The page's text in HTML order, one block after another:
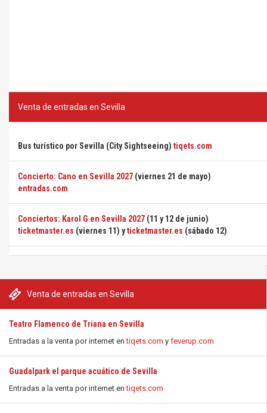
Venta de entradas en Sevilla
Teatro Flamenco de Triana en Sevilla
Entradas a la venta por internet entiqets.com y feverup.com
Guadalpark el parque acuático de Sevilla
Entradas a la venta por internet entiqets.com
Venta de entradas en Sevilla
Bus turístico por Sevilla (City Sightseeing) tiqets.com
Concierto: Cano en Sevilla 2027 (viernes 21 de mayo)
entradas.com
Conciertos: Karol G en Sevilla 2027 (11 y 12 de junio)
ticketmaster.es (viernes 11) yticketmaster.es (sábado 12)